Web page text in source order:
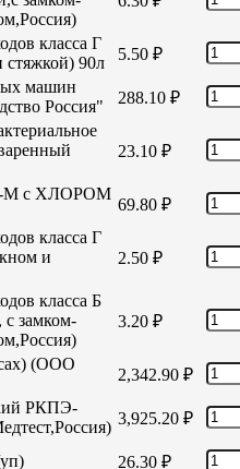
класса Г
стяжкой) 90л
5.50 ₽
машин
Россия"
288.10 ₽
23.10 ₽
М с ХЛОРОМ
69.80 ₽
класса Г
и
2.50 ₽
класса Б
замком-
3.20 ₽
(ООО
2,342.90 ₽
РКПЭ-
3,925.20 ₽
26.30 ₽